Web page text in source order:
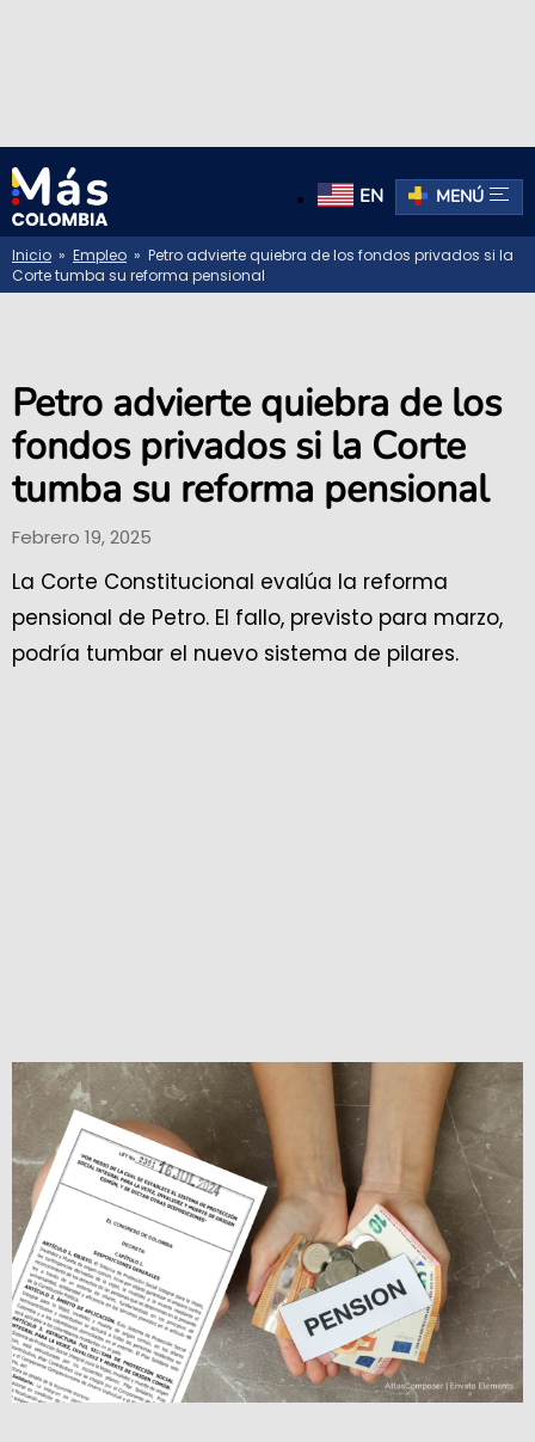
EN MENÚ
Inicio » Empleo » Petro advierte quiebra de los fondos privados si la
Corte tumba su reforma pensional
Petro advierte quiebra de los
fondos privados si la Corte
tumba su reforma pensional
Febrero 19, 2025
La Corte Constitucional evalúa la reforma
pensional de Petro. El fallo, previsto para marzo,
podría tumbar el nuevo sistema de pilares.